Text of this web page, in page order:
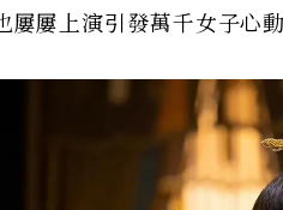
屢屢上演引發萬千女子心